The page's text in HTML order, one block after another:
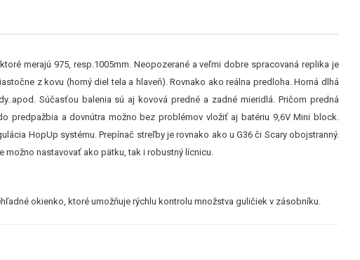
merajú 975, resp.1005mm. Neopozerané a veľmi dobre spracovaná replika je
z kovu (horný diel tela a hlaveň). Rovnako ako reálna predloha. Horná dlhá
Súčasťou balenia sú aj kovová predné a zadné mieridlá. Pričom predná
predpažbia a dovnútra možno bez problémov vložiť aj batériu 9,6V Mini block.
HopUp systému. Prepínač streľby je rovnako ako u G36 či Scary obojstranný.
možno nastavovať ako pätku, tak i robustný lícnicu.
okienko, ktoré umožňuje rýchlu kontrolu množstva guličiek v zásobníku.